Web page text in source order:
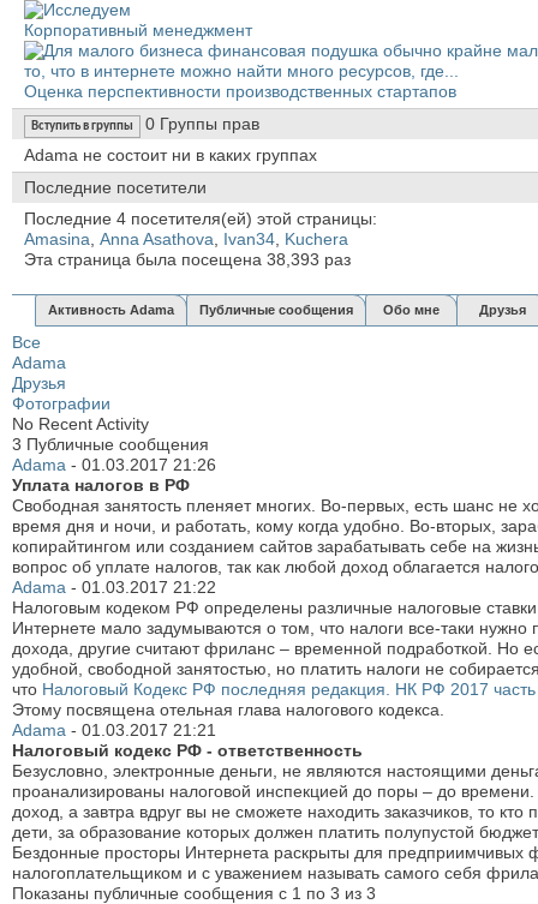
Корпоративный менеджмент
Оценка перспективности производственных стартапов
Вступить в группы 0 Группы прав
Аdama не состоит ни в каких группах
Последние посетители
Последние 4 посетителя(ей) этой страницы:
Amasina Anna Asathova Ivan34 Kuchera
Эта страница была посещена 38,393 раз
Активность Аdama Публичные сообщения Обо мне Друзья
Все
Аdama
Друзья
Фотографии
No Recent Activity
3 Публичные сообщения
Аdama - 01.03.2017 21:26
Уплата налогов в РФ
Свободная занятость пленяет многих. Во-первых, есть шанс не
время дня и ночи, и работать, кому когда удобно. Во-вторых,
копирайтингом или созданием сайтов зарабатывать себе на
вопрос об уплате налогов, так как любой доход облагается
Аdama - 01.03.2017 21:22
Налоговым кодеком РФ определены различные налоговые
Интернете мало задумываются о том, что налоги все-таки нужно
дохода, другие считают фриланс – временной подработкой. Но
удобной, свободной занятостью, но платить налоги не
что Налоговый Кодекс РФ последняя редакция. НК РФ 2017 часть
Этому посвящена отельная глава налогового кодекса.
Аdama - 01.03.2017 21:21
Налоговый кодекс РФ - ответственность
Безусловно, электронные деньги, не являются настоящими
проанализированы налоговой инспекцией до поры – до
доход, а завтра вдруг вы не сможете находить заказчиков, то
дети, за образование которых должен платить полупустой
Бездонные просторы Интернета раскрыты для
налогоплательщиком и с уважением называть самого себя
Показаны публичные сообщения с 1 по 3 из 3